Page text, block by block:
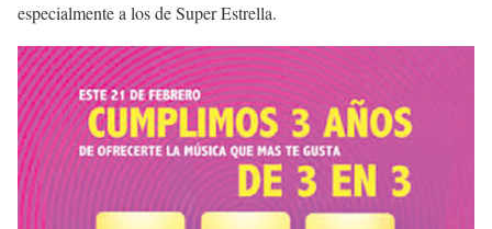
especialmente a los de Super Estrella.